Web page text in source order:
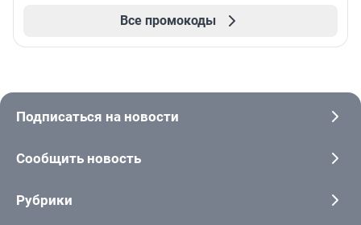
Все промокоды
Подписаться на новости
Сообщить новость
Рубрики